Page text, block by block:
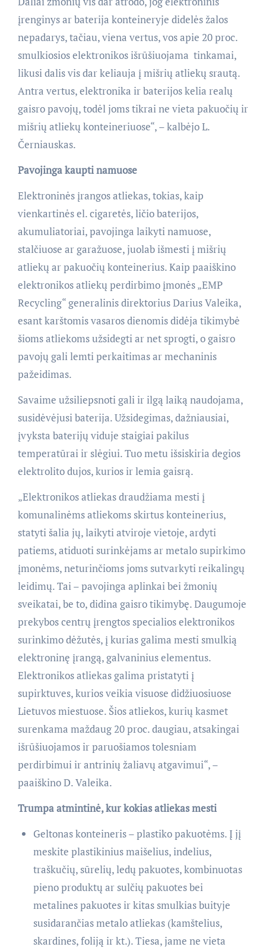
įrenginys ar baterija konteineryje didelės žalos
nepadarys, tačiau, viena vertus, vos apie 20 proc.
smulkiosios elektronikos išrūšiuojama tinkamai,
likusi dalis vis dar keliauja į mišrių atliekų srautą.
Antra vertus, elektronika ir baterijos kelia realų
gaisro pavojų, todėl joms tikrai ne vieta pakuočių ir
mišrių atliekų konteineriuose“, – kalbėjo L.
Černiauskas.
Pavojinga kaupti namuose
Elektroninės įrangos atliekas, tokias, kaip
vienkartinės el. cigaretės, ličio baterijos,
akumuliatoriai, pavojinga laikyti namuose,
stalčiuose ar garažuose, juolab išmesti į mišrių
atliekų ar pakuočių konteinerius. Kaip paaiškino
elektronikos atliekų perdirbimo įmonės „EMP
Recycling“ generalinis direktorius Darius Valeika,
esant karštomis vasaros dienomis didėja tikimybė
šioms atliekoms užsidegti ar net sprogti, o gaisro
pavojų gali lemti perkaitimas ar mechaninis
pažeidimas.
Savaime užsiliepsnoti gali ir ilgą laiką naudojama,
susidėvėjusi baterija. Užsidegimas, dažniausiai,
įvyksta baterijų viduje staigiai pakilus
temperatūrai ir slėgiui. Tuo metu išsiskiria degios
elektrolito dujos, kurios ir lemia gaisrą.
„Elektronikos atliekas draudžiama mesti į
komunalinėms atliekoms skirtus konteinerius,
statyti šalia jų, laikyti atviroje vietoje, ardyti
patiems, atiduoti surinkėjams ar metalo supirkimo
įmonėms, neturinčioms joms sutvarkyti reikalingų
leidimų. Tai – pavojinga aplinkai bei žmonių
sveikatai, be to, didina gaisro tikimybę. Daugumoje
prekybos centrų įrengtos specialios elektronikos
surinkimo dėžutės, į kurias galima mesti smulkią
elektroninę įrangą, galvaninius elementus.
Elektronikos atliekas galima pristatyti į
supirktuves, kurios veikia visuose didžiuosiuose
Lietuvos miestuose. Šios atliekos, kurių kasmet
surenkama maždaug 20 proc. daugiau, atsakingai
išrūšiuojamos ir paruošiamos tolesniam
perdirbimui ir antrinių žaliavų atgavimui“, –
paaiškino D. Valeika.
Trumpa atmintinė, kur kokias atliekas mesti
Geltonas konteineris – plastiko pakuotėms. Į jį
meskite plastikinius maišelius, indelius,
traškučių, sūrelių, ledų pakuotes, kombinuotas
pieno produktų ar sulčių pakuotes bei
metalines pakuotes ir kitas smulkias buityje
susidarančias metalo atliekas (kamštelius,
skardines, foliją ir kt.). Tiesa, jame ne vieta